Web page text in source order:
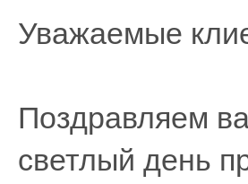
Уважаемые
Поздравляем
светлый день